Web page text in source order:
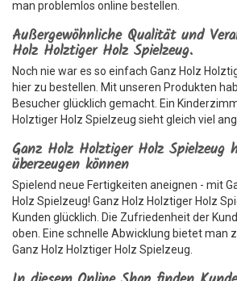
man problemlos online bestellen.
Außergewöhnliche Qualität und
Holz Holztiger Holz Spielzeug.
Noch nie war es so einfach Ganz Holz
hier zu bestellen. Mit unseren Produkten
Besucher glücklich gemacht. Ein
Holztiger Holz Spielzeug sieht gleich viel
Ganz Holz Holztiger Holz Spielzeug
überzeugen können
Spielend neue Fertigkeiten aneignen - mit
Holz Spielzeug! Ganz Holz Holztiger Holz
Kunden glücklich. Die Zufriedenheit der
oben. Eine schnelle Abwicklung bietet man
Ganz Holz Holztiger Holz Spielzeug.